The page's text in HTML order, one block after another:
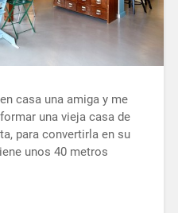
casa una amiga y me
una vieja casa de
para convertirla en su
unos 40 metros